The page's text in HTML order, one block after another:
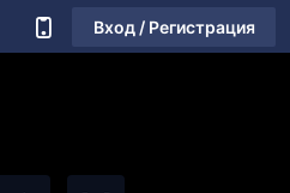
Вход / Регистрация